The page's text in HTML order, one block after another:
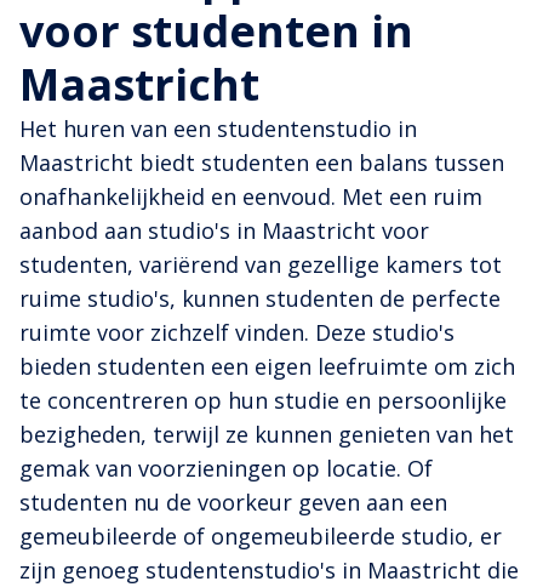
voor studenten in
Maastricht
Het huren van een studentenstudio in
Maastricht biedt studenten een balans tussen
onafhankelijkheid en eenvoud. Met een ruim
aanbod aan studio's in Maastricht voor
studenten, variërend van gezellige kamers tot
ruime studio's, kunnen studenten de perfecte
ruimte voor zichzelf vinden. Deze studio's
bieden studenten een eigen leefruimte om zich
te concentreren op hun studie en persoonlijke
bezigheden, terwijl ze kunnen genieten van het
gemak van voorzieningen op locatie. Of
studenten nu de voorkeur geven aan een
gemeubileerde of ongemeubileerde studio, er
zijn genoeg studentenstudio's in Maastricht die